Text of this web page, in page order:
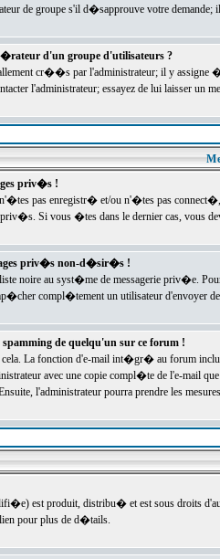
de groupe s'il d�sapprouve votre demande;
d'un groupe d'utilisateurs ?
cr��s par l'administrateur; il y
l'administrateur; essayez de lui laisser un
priv�s !
pas enregistr� et/ou n'�tes pas
Si vous �tes dans le dernier cas, vous
priv�s non-d�sir�s !
noire au syst�me de messagerie priv�e.
compl�tement un utilisateur d'envoyer
de quelqu'un sur ce forum !
La fonction d'e-mail int�gr� au forum inclut
avec une copie compl�te de l'e-mail
l'administrateur pourra prendre les
est produit, distribu� et est sous droits
pour plus de d�tails.